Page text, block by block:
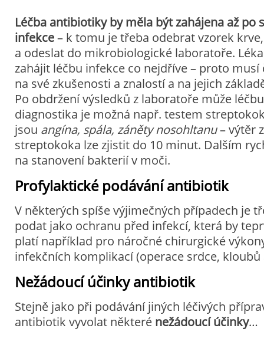
Léčba antibiotiky by měla být zahájena až po
infekce– k tomu je třeba odebrat vzorek
a odeslat do mikrobiologické laboratoře.
zahájit léčbu infekce co nejdříve – proto musí
na své zkušenosti a znalostí a na jejich
Po obdržení výsledků z laboratoře může
diagnostika je možná např. testem
jsou angína, spála, záněty nosohltanu– výtěr
streptokoka lze zjistit do 10 minut. Dalším
na stanovení bakterií v moči.
Profylaktické podávání antibiotik
V některých spíše výjimečných případech je
podat jako ochranu před infekcí, která by
platí například pro náročné chirurgické
infekčních komplikací (operace srdce, kloubů
Nežádoucí účinky antibiotik
Stejně jako při podávání jiných léčivých
antibiotik vyvolat některé nežádoucí účinky…